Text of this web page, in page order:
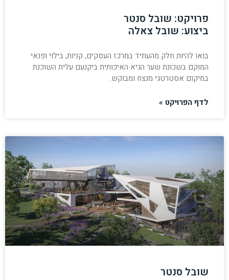
פרויקט: שובל סנטר
ביצוע: שובל צאלה
בואו להיות חלק מהעתיד במרכז העסקים, קניות, בילוי ופנאי
המוקם בשכונת שער הגיא האיכותית ביקנעם עלית השוכנת
במיקום אסטרטגי מנצח ומבוקש.
לדף הפרויקט »
שובל סנטר